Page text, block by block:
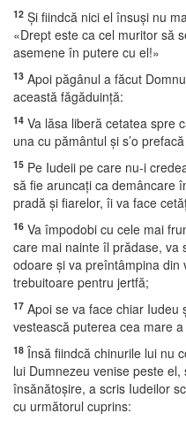
12 Şi fiindcă nici el însuşi nu
«Drept este ca cel muritor să
asemene în putere cu el!»
13 Apoi păgânul a făcut
această făgăduinţă:
14 Va lăsa liberă cetatea spre
una cu pământul şi s’o
15 Pe Iudeii pe care nu-i
să fie aruncaţi ca demâncare
pradă şi fiarelor, îi va face
16 Va împodobi cu cele mai
care mai nainte îl prădase, va
odoare şi va preîntâmpina din
trebuitoare pentru jertfă;
17 Apoi se va face chiar Iudeu
vestească puterea cea mare
18 Însă fiindcă chinurile lui nu
lui Dumnezeu venise peste
însănătoşire, a scris Iudeilor
cu următorul cuprins: